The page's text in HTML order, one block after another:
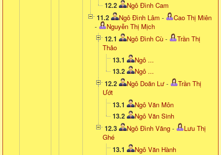
12.2
Ngô Đình Cam
11.2
Ngô Đình Lâm -
Cao Thị Miên
-
Nguyễn Thị Mịch
12.1
Ngô Đình Cù -
Trần Thị
Thảo
13.1
Ngô ...
13.2
Ngô ...
12.2
Ngô Doãn Lư -
Trần Thị
Ướt
13.1
Ngô Văn Môn
13.2
Ngô Văn Sinh
12.3
Ngô Đình Vãng -
Lưu Thị
Ghé
13.1
Ngô Văn Hành